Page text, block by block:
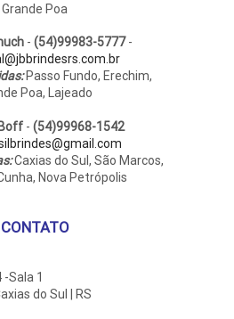
Grande Poa
- (54)99983-5777-
Passo Fundo, Erechim,
Poa, Lajeado
- (54)99968-1542
Caxias do Sul, São Marcos,
Nova Petrópolis
CONTATO
-Sala 1
do Sul | RS